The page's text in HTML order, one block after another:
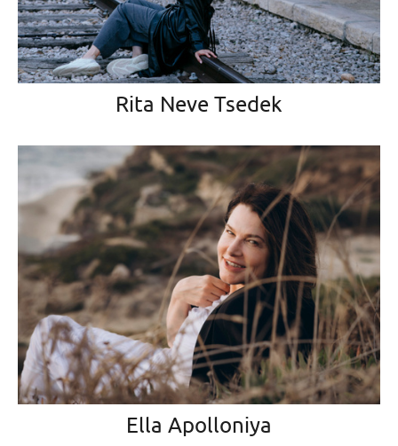
Rita Neve Tsedek
Ella Apolloniya